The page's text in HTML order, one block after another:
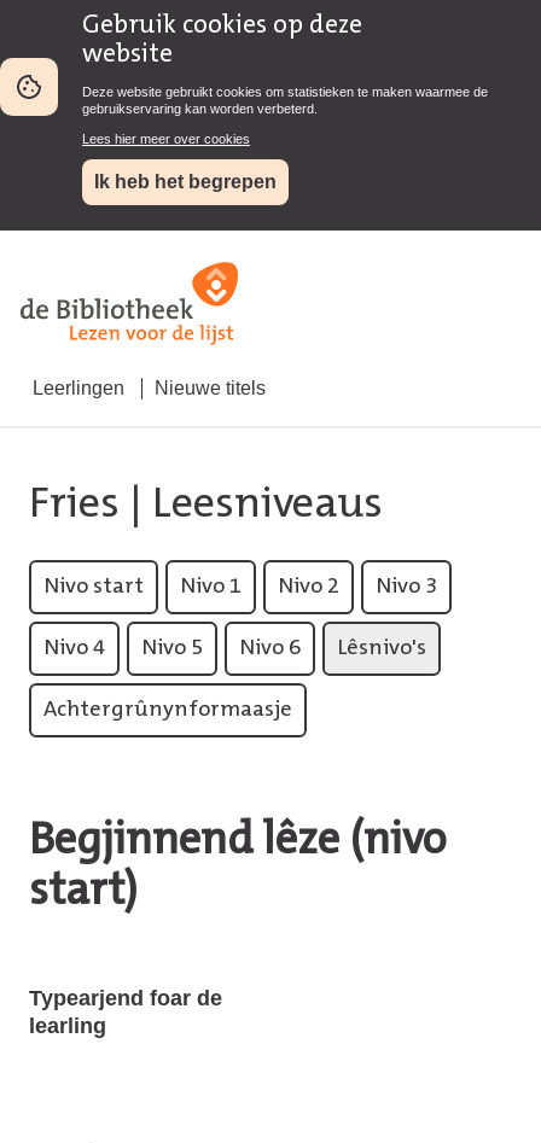
Gebruik cookies op deze
website
Deze website gebruikt cookies om statistieken te maken waarmee de
gebruikservaring kan worden verbeterd.
Lees hier meer over cookies
Ik heb het begrepen
Leerlingen Nieuwe titels
Fries | Leesniveaus
Nivo start Nivo 1 Nivo 2 Nivo 3
Nivo 4 Nivo 5 Nivo 6 Lêsnivo's
Achtergrûnynformaasje
Begjinnend lêze (nivo
start)
Typearjend foar de
learling